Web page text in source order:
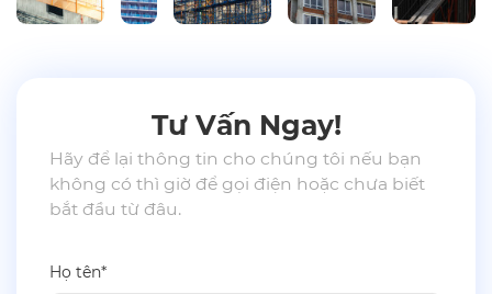
Tư Vấn Ngay!
Hãy để lại thông tin cho chúng tôi nếu bạn
không có thì giờ để gọi điện hoặc chưa biết
bắt đầu từ đâu.
Họ tên*